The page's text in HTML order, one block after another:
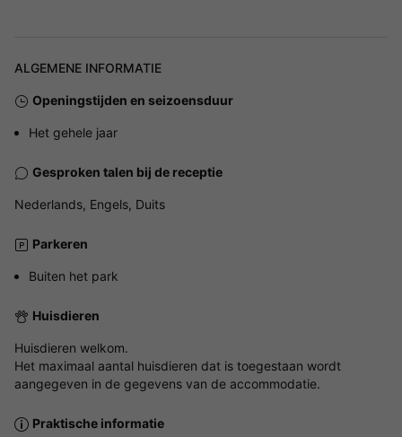
ALGEMENE INFORMATIE
Openingstijden en seizoensduur
Het gehele jaar
Gesproken talen bij de receptie
Nederlands, Engels, Duits
Parkeren
Buiten het park
Huisdieren
Huisdieren welkom.
Het maximaal aantal huisdieren dat is toegestaan wordt
aangegeven in de gegevens van de accommodatie.
Praktische informatie